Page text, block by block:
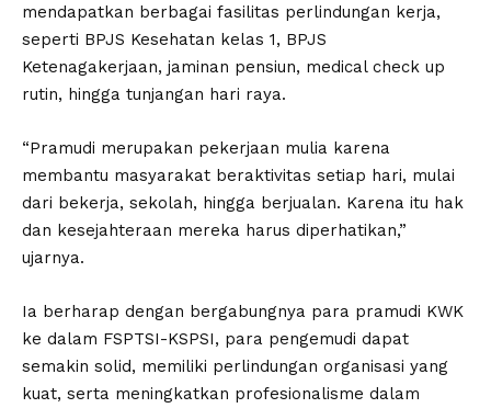
mendapatkan berbagai fasilitas perlindungan kerja,
seperti BPJS Kesehatan kelas 1, BPJS
Ketenagakerjaan, jaminan pensiun, medical check up
rutin, hingga tunjangan hari raya.
“Pramudi merupakan pekerjaan mulia karena
membantu masyarakat beraktivitas setiap hari, mulai
dari bekerja, sekolah, hingga berjualan. Karena itu hak
dan kesejahteraan mereka harus diperhatikan,”
ujarnya.
Ia berharap dengan bergabungnya para pramudi KWK
ke dalam FSPTSI-KSPSI, para pengemudi dapat
semakin solid, memiliki perlindungan organisasi yang
kuat, serta meningkatkan profesionalisme dalam